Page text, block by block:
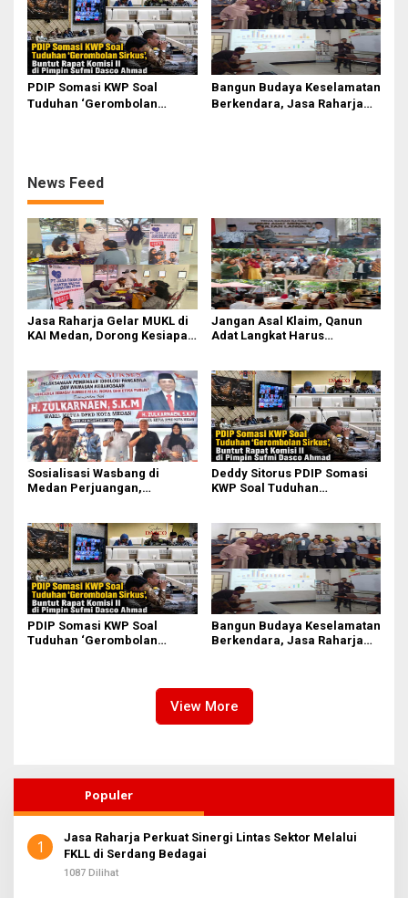
PDIP Somasi KWP Soal
Tuduhan ‘Gerombolan
Bangun Budaya Keselamatan
Berkendara, Jasa Raharja
News Feed
Jasa Raharja Gelar MUKL di
KAI Medan, Dorong Kesiapan
Jangan Asal Klaim, Qanun
Adat Langkat Harus
Sosialisasi Wasbang di
Medan Perjuangan,
Anak
Deddy Sitorus PDIP Somasi
KWP Soal Tuduhan
Sufmi Dasco Ahmad
PDIP Somasi KWP Soal
Tuduhan ‘Gerombolan
Bangun Budaya Keselamatan
Berkendara, Jasa Raharja
View More
Populer
1
Jasa Raharja Perkuat Sinergi Lintas Sektor Melalui
FKLL di Serdang Bedagai
1087 Dilihat